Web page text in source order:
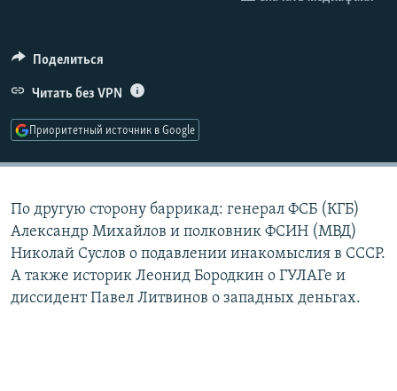
Поделиться
Читать без VPN
Приоритетный источник в Google
По другую сторону баррикад: генерал ФСБ (КГБ)
Александр Михайлов и полковник ФСИН (МВД)
Николай Суслов о подавлении инакомыслия в СССР.
А также историк Леонид Бородкин о ГУЛАГе и
диссидент Павел Литвинов о западных деньгах.